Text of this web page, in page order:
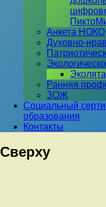
Анкета НОКО
Духовно-
Ранняя
ЗОЖ
Социальный
образования
Контакты
Сверху